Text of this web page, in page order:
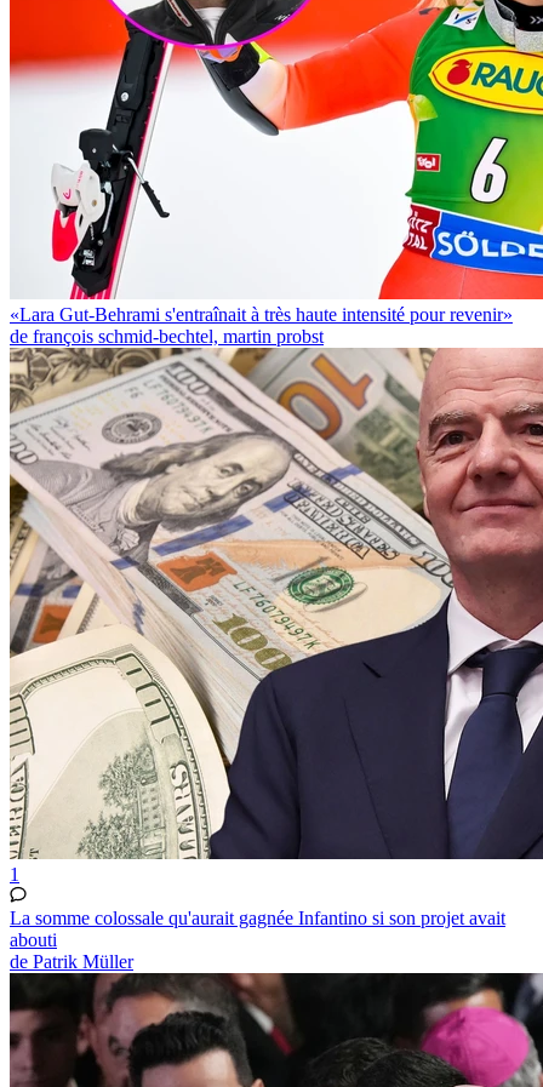
«Lara Gut-Behrami s'entraînait à très haute intensité pour revenir»
de françois schmid-bechtel, martin probst
1
La somme colossale qu'aurait gagnée Infantino si son projet avait
abouti
de Patrik Müller